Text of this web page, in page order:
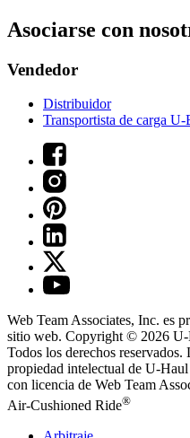
Asociarse con
Vendedor
Distribuidor
Transportista de carga
Web Team Associates, Inc. es
sitio web. Copyright © 2026 U-
Todos los derechos reservados.
propiedad intelectual de U-Haul
con licencia de Web Team
Air-Cushioned Ride®